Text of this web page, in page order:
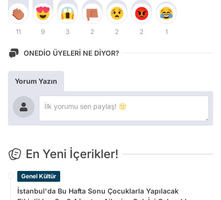
11 9 3 2 2 2 1
ONEDİO ÜYELERİ NE DİYOR?
Yorum Yazın
En Yeni İçerikler!
Genel Kültür
İstanbul'da Bu Hafta Sonu Çocuklarla Yapılacak